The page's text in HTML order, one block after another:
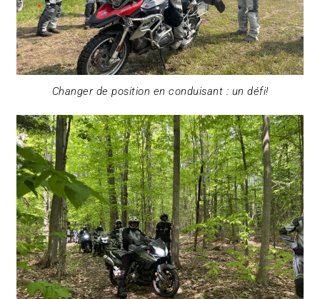
Changer de position en conduisant : un défi!